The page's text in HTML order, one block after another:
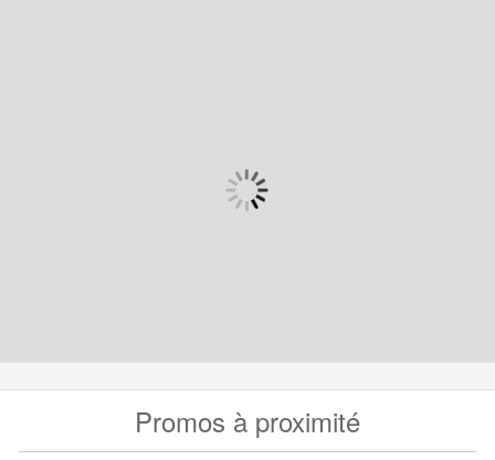
Promos à proximité